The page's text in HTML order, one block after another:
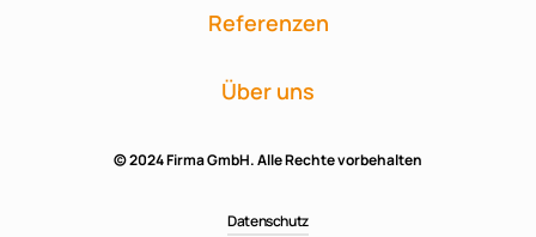
Referenzen
Über uns
© 2024 Firma GmbH. Alle Rechte vorbehalten
Datenschutz